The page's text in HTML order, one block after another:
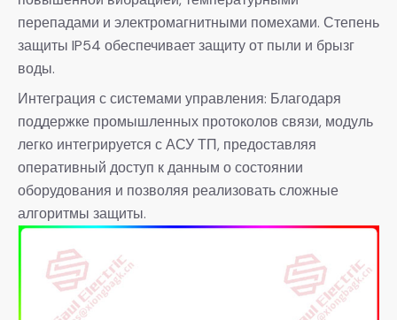
перепадами и электромагнитными помехами. Степень
защиты IP54 обеспечивает защиту от пыли и брызг
воды.
Интеграция с системами управления: Благодаря
поддержке промышленных протоколов связи, модуль
легко интегрируется с АСУ ТП, предоставляя
оперативный доступ к данным о состоянии
оборудования и позволяя реализовать сложные
алгоритмы защиты.